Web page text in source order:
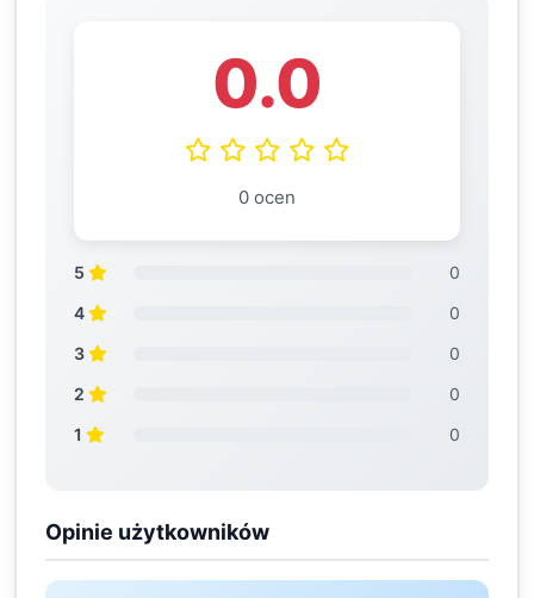
0.0
0 ocen
5
0
4
0
3
0
2
0
1
0
Opinie użytkowników